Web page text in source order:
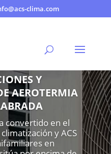
clima.com
Y
AEROTERMIA
convertido en el
y ACS
en